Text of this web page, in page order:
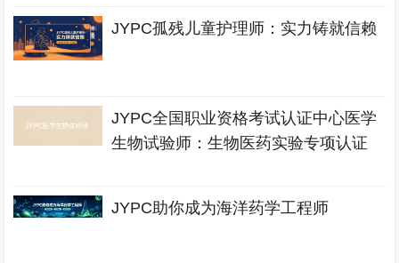
JYPC孤残儿童护理师：实力铸就信赖
JYPC全国职业资格考试认证中心医学
生物试验师：生物医药实验专项认证
JYPC助你成为海洋药学工程师